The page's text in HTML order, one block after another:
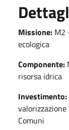
Missione: M2
ecologica
Componente:
risorsa idrica
Investimento:
Comuni